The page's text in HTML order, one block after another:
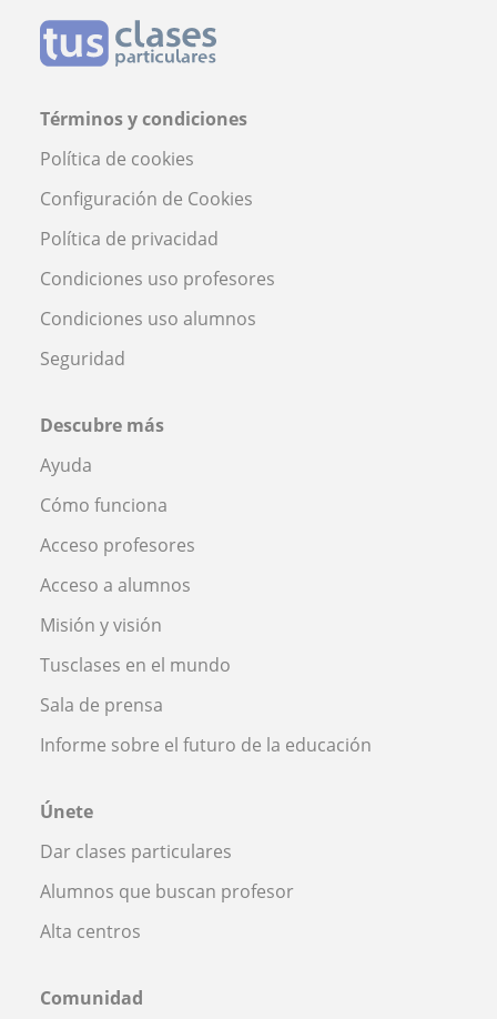
Términos y condiciones
Política de cookies
Configuración de Cookies
Política de privacidad
Condiciones uso profesores
Condiciones uso alumnos
Seguridad
Descubre más
Ayuda
Cómo funciona
Acceso profesores
Acceso a alumnos
Misión y visión
Tusclases en el mundo
Sala de prensa
Informe sobre el futuro de la educación
Únete
Dar clases particulares
Alumnos que buscan profesor
Alta centros
Comunidad